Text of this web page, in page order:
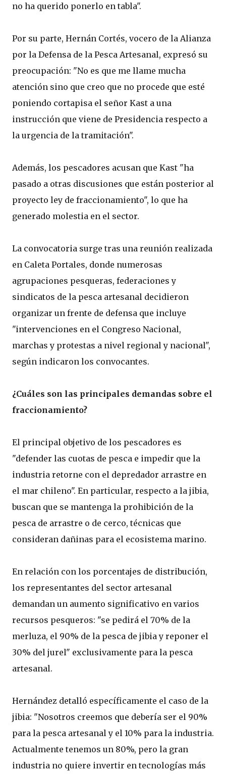
no ha querido ponerlo en tabla".
Por su parte, Hernán Cortés, vocero de la Alianza
por la Defensa de la Pesca Artesanal, expresó su
preocupación: "No es que me llame mucha
atención sino que creo que no procede que esté
poniendo cortapisa el señor Kast a una
instrucción que viene de Presidencia respecto a
la urgencia de la tramitación".
Además, los pescadores acusan que Kast "ha
pasado a otras discusiones que están posterior al
proyecto ley de fraccionamiento", lo que ha
generado molestia en el sector.
La convocatoria surge tras una reunión realizada
en Caleta Portales, donde numerosas
agrupaciones pesqueras, federaciones y
sindicatos de la pesca artesanal decidieron
organizar un frente de defensa que incluye
"intervenciones en el Congreso Nacional,
marchas y protestas a nivel regional y nacional",
según indicaron los convocantes.
¿Cuáles son las principales demandas sobre el
fraccionamiento?
El principal objetivo de los pescadores es
"defender las cuotas de pesca e impedir que la
industria retorne con el depredador arrastre en
el mar chileno". En particular, respecto a la jibia,
buscan que se mantenga la prohibición de la
pesca de arrastre o de cerco, técnicas que
consideran dañinas para el ecosistema marino.
En relación con los porcentajes de distribución,
los representantes del sector artesanal
demandan un aumento significativo en varios
recursos pesqueros: "se pedirá el 70% de la
merluza, el 90% de la pesca de jibia y reponer el
30% del jurel" exclusivamente para la pesca
artesanal.
Hernández detalló específicamente el caso de la
jibia: "Nosotros creemos que debería ser el 90%
para la pesca artesanal y el 10% para la industria.
Actualmente tenemos un 80%, pero la gran
industria no quiere invertir en tecnologías más